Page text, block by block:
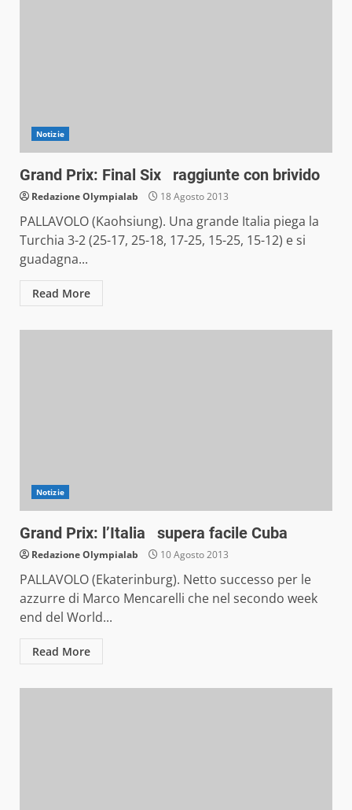
Notizie
Grand Prix: Final Six raggiunte con brivido
Redazione Olympialab 18 Agosto 2013
PALLAVOLO (Kaohsiung). Una grande Italia piega la
Turchia 3-2 (25-17, 25-18, 17-25, 15-25, 15-12) e si
guadagna...
Read More
Notizie
Grand Prix: l’Italia supera facile Cuba
Redazione Olympialab 10 Agosto 2013
PALLAVOLO (Ekaterinburg). Netto successo per le
azzurre di Marco Mencarelli che nel secondo week
end del World...
Read More